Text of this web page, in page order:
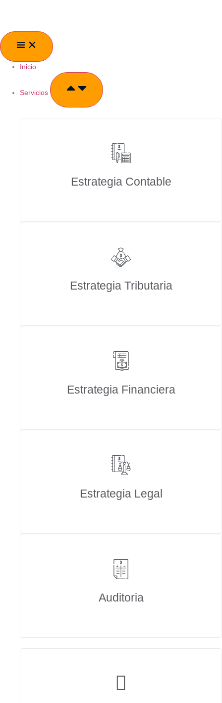
Inicio
Servicios
Estrategia Contable
Estrategia Tributaria
Estrategia Financiera
Estrategia Legal
Auditoria